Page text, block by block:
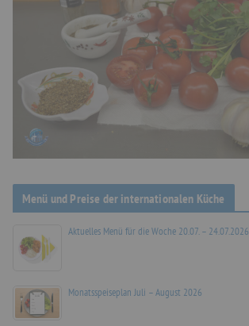
Menü und Preise der internationalen Küche
Aktuelles Menü für die Woche 20.07. – 24.07.2026
Monatsspeiseplan Juli – August 2026